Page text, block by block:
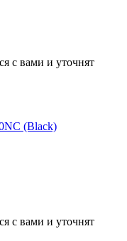
с вами и уточнят
(Black)
с вами и уточнят